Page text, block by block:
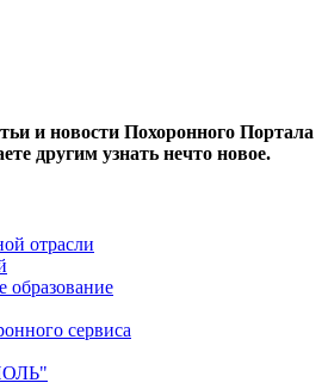
и новости Похоронного Портала
другим узнать нечто новое.
отрасли
образование
сервиса